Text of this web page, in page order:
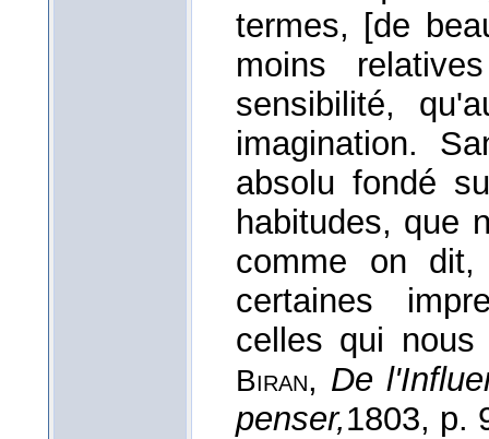
termes, [de
moins
sensibilité,
imagination.
absolu fondé
habitudes, que
comme on
certaines
celles qui
Biran, De
penser,1803, p.